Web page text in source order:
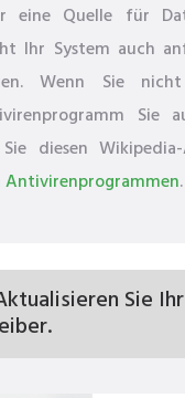
eine Quelle für
Ihr System auch
Wenn Sie nicht
Sie
diesen
Antivirenprogrammen.
Sie